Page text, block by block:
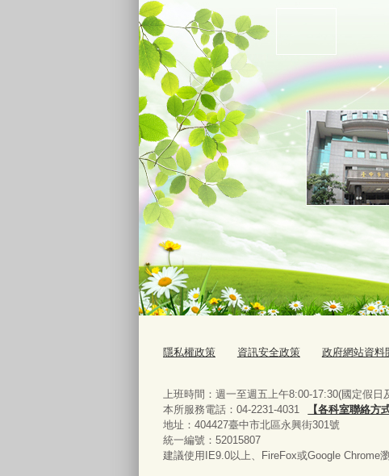
隱私權政策 資訊安全政策 政府網站資料
上班時間：週一至週五上午8:00-17:30(國定假日
本所服務電話：04-2231-4031
【各科室聯絡方式
地址：404427臺中市北區永興街301號
統一編號：52015807
建議使用IE9.0以上、FireFox或Google Chrome